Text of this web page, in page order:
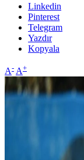
Linkedin
Pinterest
Telegram
Yazdır
Kopyala
A- A+